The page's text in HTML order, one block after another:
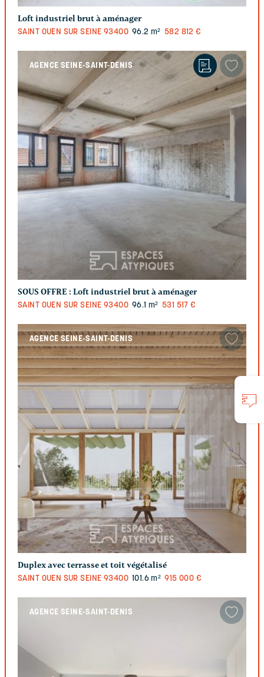
Loft industriel brut à aménager
SAINT OUEN SUR SEINE 93400 96.2 m² 582 812 €
AGENCE SEINE-SAINT-DENIS
SOUS OFFRE : Loft industriel brut à aménager
SAINT OUEN SUR SEINE 93400 96.1 m² 531 517 €
AGENCE SEINE-SAINT-DENIS
Duplex avec terrasse et toit végétalisé
SAINT OUEN SUR SEINE 93400 101.6 m² 915 000 €
AGENCE SEINE-SAINT-DENIS